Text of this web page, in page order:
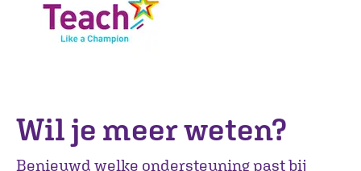
Wil je meer weten?
Benieuwd welke ondersteuning past bij